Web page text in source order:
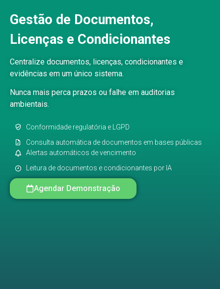
Gestão de Documentos,
Licenças e Condicionantes
Centralize documentos, licenças, condicionantes e
evidências em um único sistema.
Nunca mais perca prazos ou falhe em auditorias
ambientais.
Conformidade regulatória e LGPD
Consulta automática de documentos em bases públicas
Alertas automáticos de vencimento
Leitura de documentos e condicionantes por IA
Agendar Demonstração